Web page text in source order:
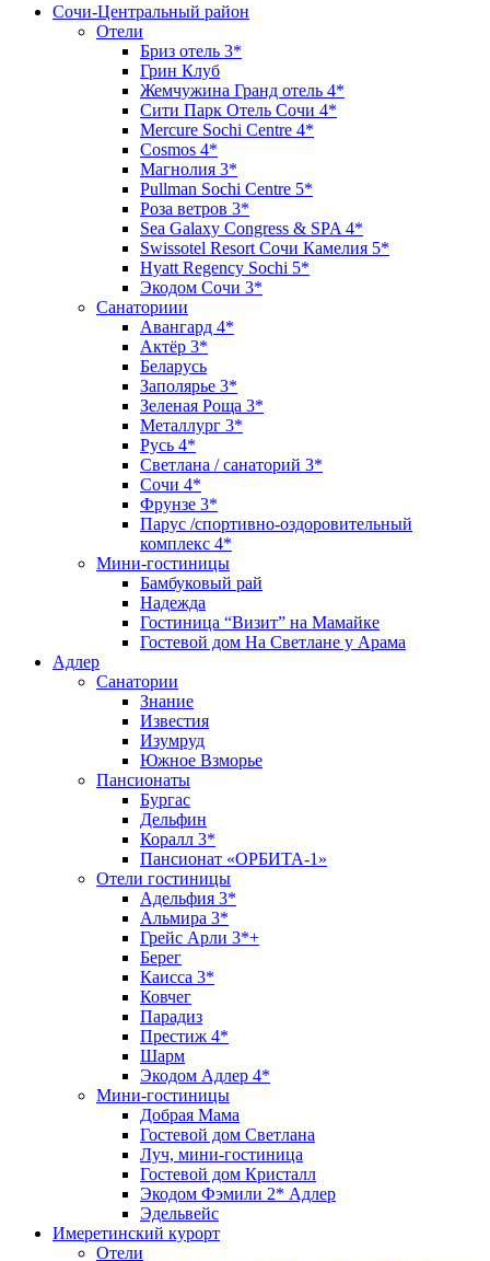
Сочи-Центральный район
Отели
Бриз отель 3*
Грин Клуб
Жемчужина Гранд отель 4*
Сити Парк Отель Сочи 4*
Mercure Sochi Centre 4*
Cosmos 4*
Магнолия 3*
Pullman Sochi Сеntre 5*
Роза ветров 3*
Sea Galaxy Congress & SPA 4*
Swissotel Resort Сочи Камелия 5*
Hyatt Regency Sochi 5*
Экодом Сочи 3*
Санаториии
Авангард 4*
Актёр 3*
Беларусь
Заполярье 3*
Зеленая Роща 3*
Металлург 3*
Русь 4*
Светлана / санаторий 3*
Сочи 4*
Фрунзе 3*
Парус /спортивно-оздоровительный
комплекс 4*
Мини-гостиницы
Бамбуковый рай
Надежда
Гостиница “Визит” на Мамайке
Гостевой дом На Светлане у Арама
Адлер
Санатории
Знание
Известия
Изумруд
Южное Взморье
Пансионаты
Бургас
Дельфин
Коралл 3*
Пансионат «ОРБИТА-1»
Отели гостиницы
Адельфия 3*
Альмира 3*
Грейс Арли 3*+
Берег
Каисса 3*
Ковчег
Парадиз
Престиж 4*
Шарм
Экодом Адлер 4*
Мини-гостиницы
Добрая Мама
Гостевой дом Светлана
Луч, мини-гостиница
Гостевой дом Кристалл
Экодом Фэмили 2* Адлер
Эдельвейс
Имеретинский курорт
Отели